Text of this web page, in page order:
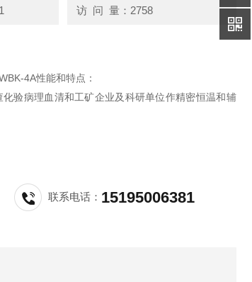
访 问 量：2758
4A性能和特点：
验病理血清和工矿企业及科研单位作精密恒温和辅
联系电话： 15195006381